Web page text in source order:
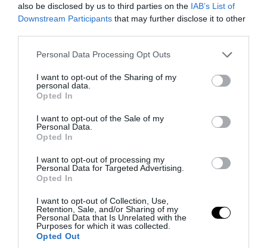
also be disclosed by us to third parties on the IAB’s List of
Downstream Participants that may further disclose it to other
Please note that this website/app uses one or more Google
not limited to your visit or usage behaviour. You may click to
grant or deny consent to Google and its third-party tags to
use your data for below specified purposes in below Google
consent section.
Personal Data Processing Opt Outs
I want to opt-out of the Sharing of my
personal data.
Opted In
I want to opt-out of the Sale of my
Personal Data.
Opted In
I want to opt-out of processing my
Personal Data for Targeted Advertising.
Opted In
I want to opt-out of Collection, Use,
Retention, Sale, and/or Sharing of my
Personal Data that Is Unrelated with the
Purposes for which it was collected.
Opted Out
Γιατί τα σακουλάκια με τα πατατάκια
είναι γεμάτα «αέρα» – Ο πραγματικός
λόγος θα σας εκπλήξει